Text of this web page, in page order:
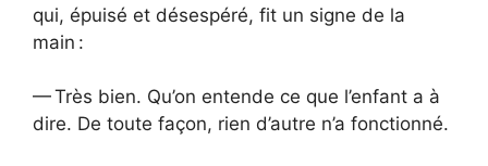
qui, épuisé et désespéré, fit un signe de la
main :
— Très bien. Qu’on entende ce que l’enfant a à
dire. De toute façon, rien d’autre n’a fonctionné.